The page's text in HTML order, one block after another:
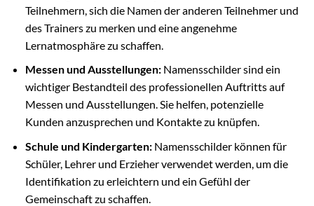
Teilnehmern, sich die Namen der anderen Teilnehmer und
des Trainers zu merken und eine angenehme
Lernatmosphäre zu schaffen.
Messen und Ausstellungen:Namensschilder sind ein
wichtiger Bestandteil des professionellen Auftritts auf
Messen und Ausstellungen. Sie helfen, potenzielle
Kunden anzusprechen und Kontakte zu knüpfen.
Schule und Kindergarten:Namensschilder können für
Schüler, Lehrer und Erzieher verwendet werden, um die
Identifikation zu erleichtern und ein Gefühl der
Gemeinschaft zu schaffen.